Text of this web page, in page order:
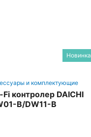
Новинка
и комплектующие
контролер DAICHI
B/DW11-B